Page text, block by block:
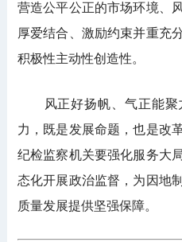
营造公平公正的市场环境、
厚爱结合、激励约束并重充
积极性主动性创造性。
风正好扬帆、气正能聚
力，既是发展命题，也是改
纪检监察机关要强化服务大
态化开展政治监督，为因地
质量发展提供坚强保障。